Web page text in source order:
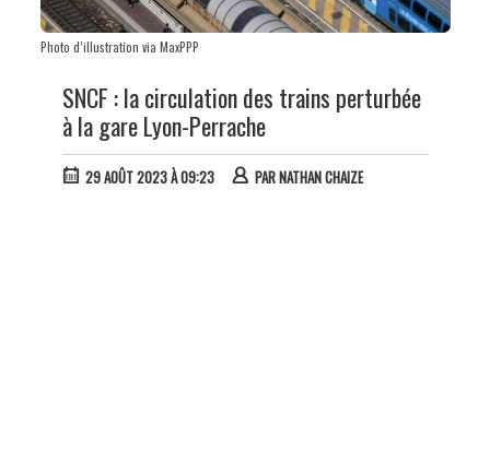
Photo d’illustration via MaxPPP
SNCF : la circulation des trains perturbée
à la gare Lyon-Perrache
29 AOÛT 2023 À 09:23 PARNATHAN CHAIZE